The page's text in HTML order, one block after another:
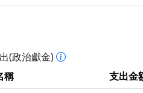
(政治獻金)
稱
支出金